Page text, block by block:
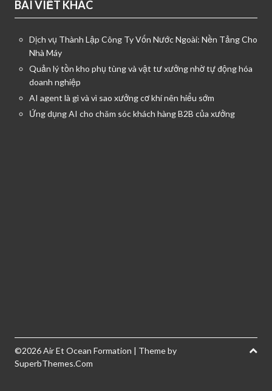
BÀI VIẾT KHÁC
Dịch vụ Thành Lập Công Ty Vốn Nước Ngoài: Nền Tảng Cho
Nhà Máy
Quản lý tồn kho phụ tùng và vật tư xưởng nhờ tự động hóa
doanh nghiệp
AI agent là gì và vì sao xưởng cơ khí nên hiểu sớm
Ứng dụng AI cho chăm sóc khách hàng B2B của xưởng
©2026 Air Et Ocean Formation | Theme by
SuperbThemes.Com